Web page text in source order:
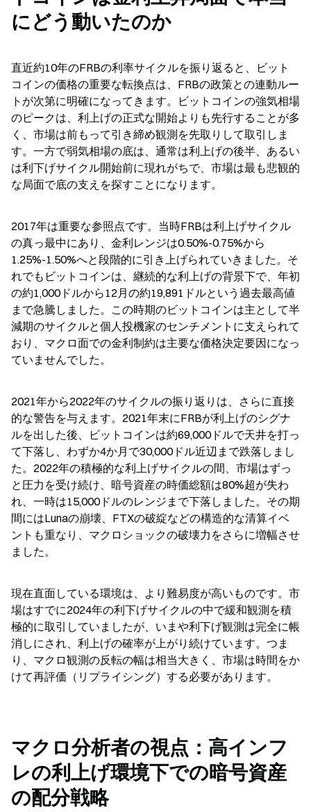
にどう動いたのか
直近約10年のFRBの利率サイクルを振り返ると、ビット
コインの価格の重要な転換点は、FRBの政策との連動ルー
トが次第に明確になってきます。ビットコインの強気相場
のピークは、利上げの正式な開始よりも先行することが多
く、市場は前もって引き締め観測を先取りして取引しま
す。一方で弱気相場の底は、通常は利上げの後半、あるい
は利下げサイクル開始前に現れがちで、市場は最も悲観的
な局面で底の支えを探すことになります。
2017年は重要な参照点です。当時FRBは利上げサイクル
の真っ最中にあり、金利レンジは0.50%-0.75%から
1.25%-1.50%へと段階的に引き上げられていきました。そ
れでもビットコインは、継続的な利上げの背景下で、年初
の約1,000ドルから12月の約19,891ドルという過去最高値
まで急騰しました。この時期のビットコインは主として半
減期のサイクルと個人投機家のセンチメントに支えられて
おり、マクロ面での金利制約は主要な価格決定要因になっ
ていませんでした。
2021年から2022年のサイクルの振り返りは、さらに直接
的な警告を与えます。2021年末にFRBが利上げのシグナ
ルを出した後、ビットコインは約69,000ドルで天井を打っ
て下落し、わずか4か月で30,000ドル近辺まで跌落しまし
た。2022年の積極的な利上げサイクルの間、市場はずっ
と圧力を受け続け、暗号資産の時価総額は80%超が失わ
れ、一時は15,000ドルのレンジまで下落しました。その期
間にはLunaの崩壊、FTXの破綻などの構造的な清算イベ
ントも重なり、マクロショックの破壊力をさらに増幅させ
ました。
現在直面している環境は、より難易度が高いものです。市
場はすでに2024年の利下げサイクルの中で緩和観測を積
極的に取引していましたが、いまや利下げ観測は完全に帳
消しにされ、利上げの確率が上がり続けています。つま
り、マクロ観測の反転の幅は相当大きく、市場は時間をか
けて再評価（リプライシング）する必要があります。
マクロ分析者の視点：高インフ
レの利上げ環境下での暗号資産
の配分戦略